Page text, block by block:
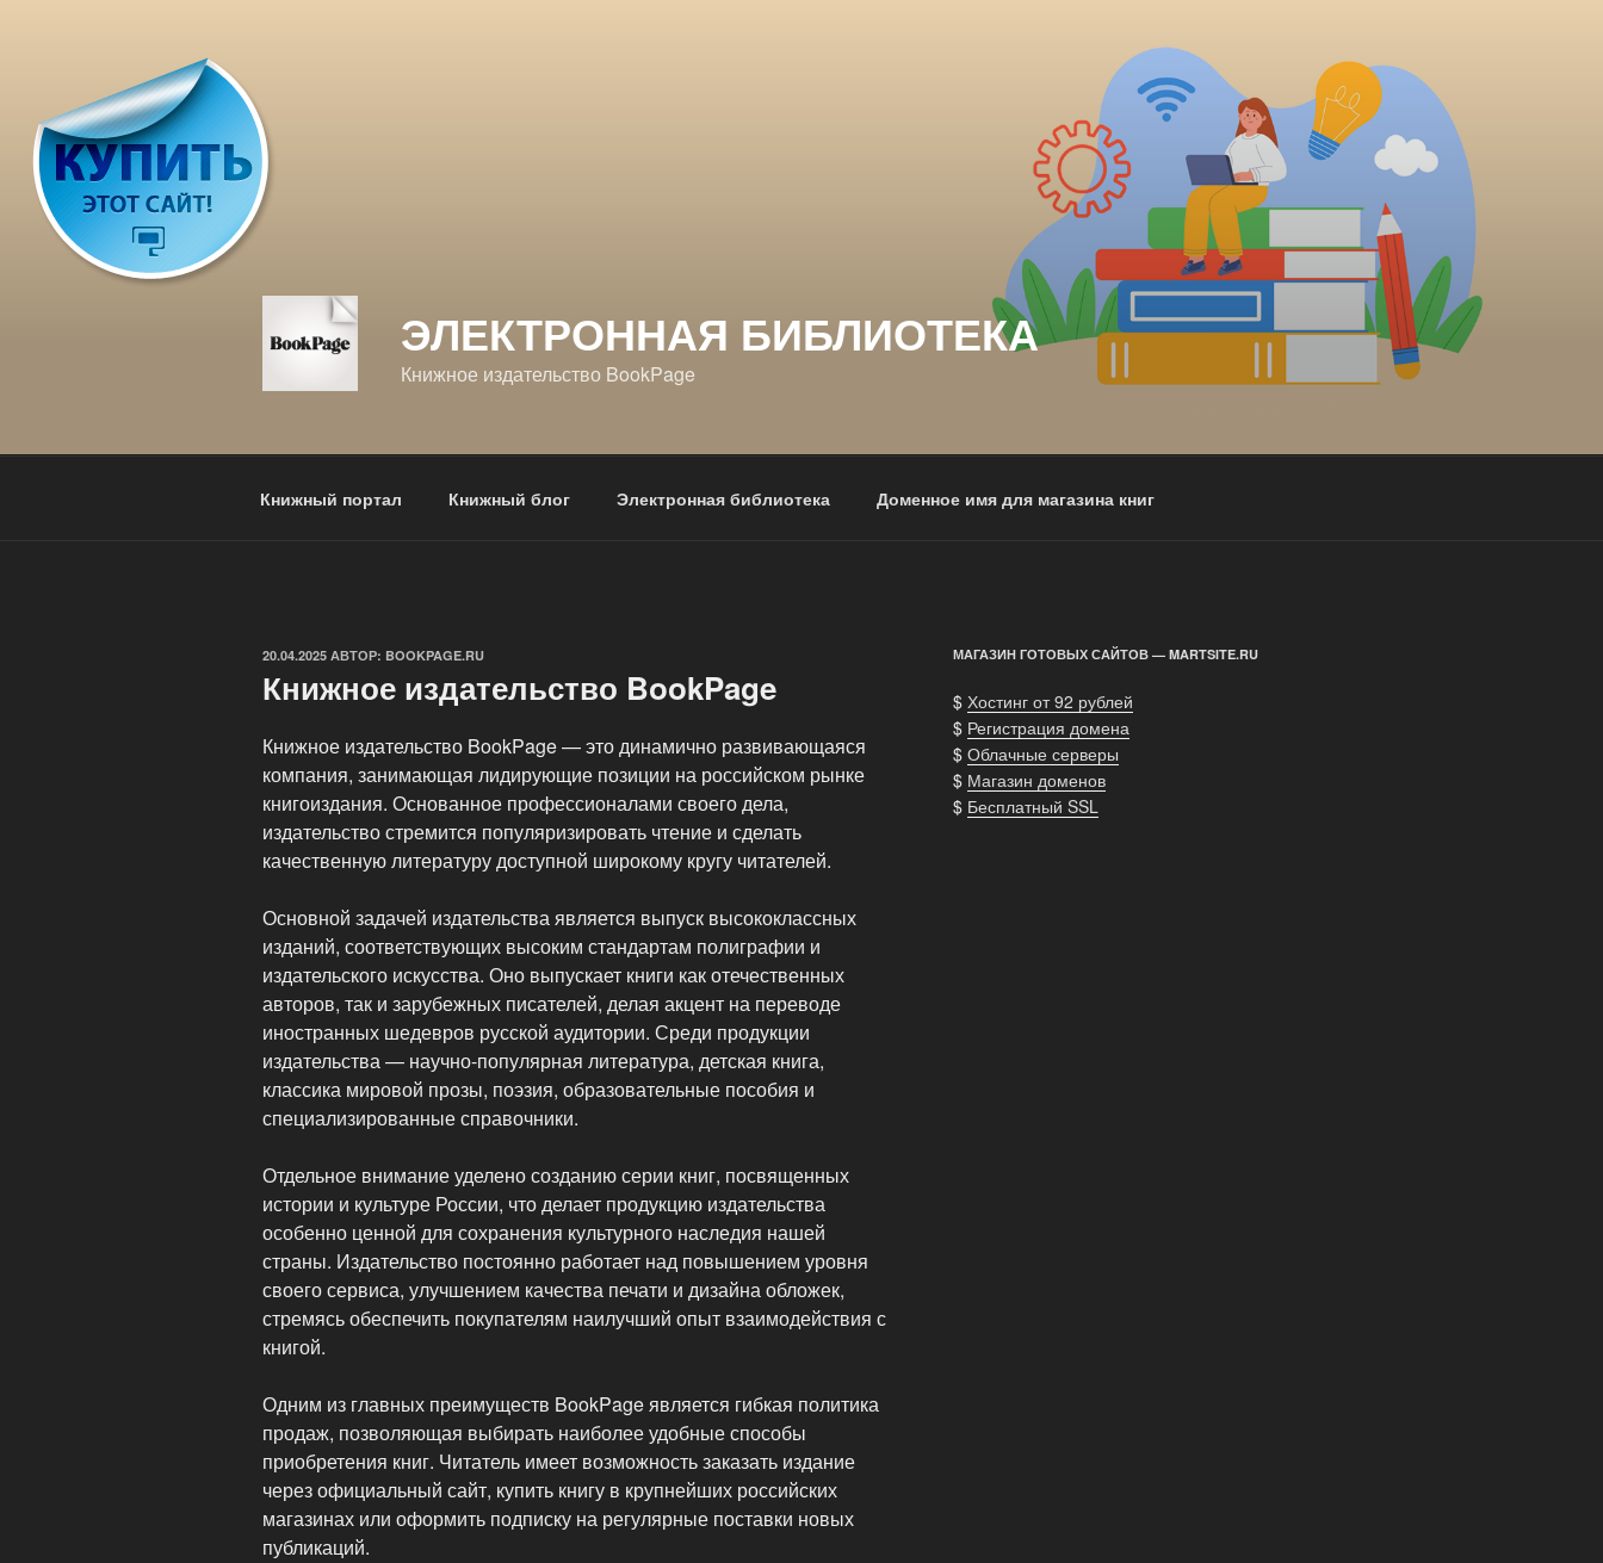
ЭЛЕКТРОННАЯ БИБЛИОТЕКА
Книжное издательство BookPage
Книжный портал Книжный блог Электронная библиотека Доменное имя для магазина книг
ОПУБЛИКОВАНО
20.04.2025 АВТОР: BOOKPAGE.RU
Книжное издательство BookPage
Книжное издательство BookPage — это динамично развивающаяся
компания, занимающая лидирующие позиции на российском рынке
книгоиздания. Основанное профессионалами своего дела,
издательство стремится популяризировать чтение и сделать
качественную литературу доступной широкому кругу читателей.
Основной задачей издательства является выпуск высококлассных
изданий, соответствующих высоким стандартам полиграфии и
издательского искусства. Оно выпускает книги как отечественных
авторов, так и зарубежных писателей, делая акцент на переводе
иностранных шедевров русской аудитории. Среди продукции
издательства — научно-популярная литература, детская книга,
классика мировой прозы, поэзия, образовательные пособия и
специализированные справочники.
Отдельное внимание уделено созданию серии книг, посвященных
истории и культуре России, что делает продукцию издательства
особенно ценной для сохранения культурного наследия нашей
страны. Издательство постоянно работает над повышением уровня
своего сервиса, улучшением качества печати и дизайна обложек,
стремясь обеспечить покупателям наилучший опыт взаимодействия с
книгой.
Одним из главных преимуществ BookPage является гибкая политика
продаж, позволяющая выбирать наиболее удобные способы
приобретения книг. Читатель имеет возможность заказать издание
через официальный сайт, купить книгу в крупнейших российских
магазинах или оформить подписку на регулярные поставки новых
публикаций.
МАГАЗИН ГОТОВЫХ САЙТОВ — MARTSITE.RU
$ Хостинг от 92 рублей
$ Регистрация домена
$ Облачные серверы
$ Магазин доменов
$ Бесплатный SSL